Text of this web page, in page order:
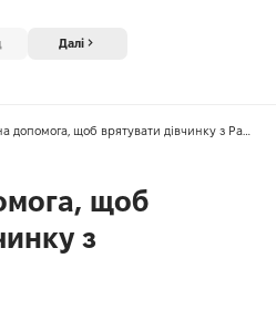
Далі
допомога, щоб врятувати дівчинку з Радивилова
щоб
з